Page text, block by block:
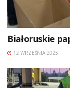
Białoruskie
12 WRZEŚNIA 2025